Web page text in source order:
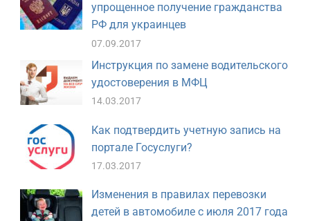
упрощенное получение гражданства
РФ для украинцев
07.09.2017
Инструкция по замене водительского
удостоверения в МФЦ
14.03.2017
Как подтвердить учетную запись на
портале Госуслуги?
17.03.2017
Изменения в правилах перевозки
детей в автомобиле с июля 2017 года